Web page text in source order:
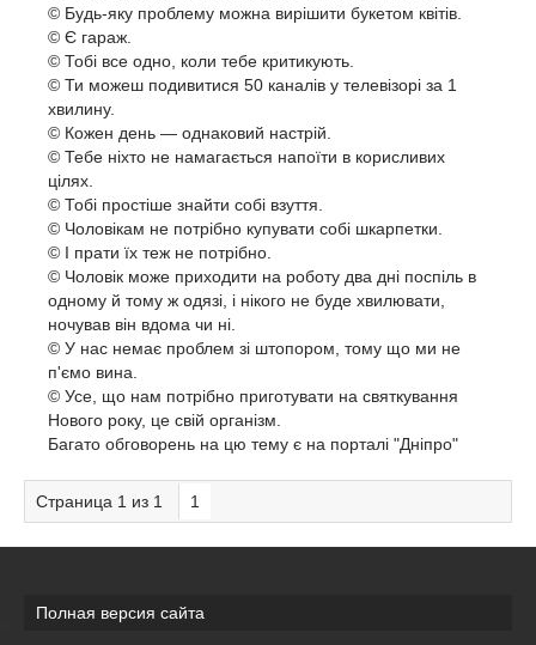
© Будь-яку проблему можна вирішити букетом квітів.
© Є гараж.
© Тобі все одно, коли тебе критикують.
© Ти можеш подивитися 50 каналів у телевізорі за 1
хвилину.
© Кожен день — однаковий настрій.
© Тебе ніхто не намагається напоїти в корисливих
цілях.
© Тобі простіше знайти собі взуття.
© Чоловікам не потрібно купувати собі шкарпетки.
© І прати їх теж не потрібно.
© Чоловік може приходити на роботу два дні поспіль в
одному й тому ж одязі, і нікого не буде хвилювати,
ночував він вдома чи ні.
© У нас немає проблем зі штопором, тому що ми не
п'ємо вина.
© Усе, що нам потрібно приготувати на святкування
Нового року, це свій організм.
Багато обговорень на цю тему є на порталі "Дніпро"
Страница 1 из 1 1
Полная версия сайта